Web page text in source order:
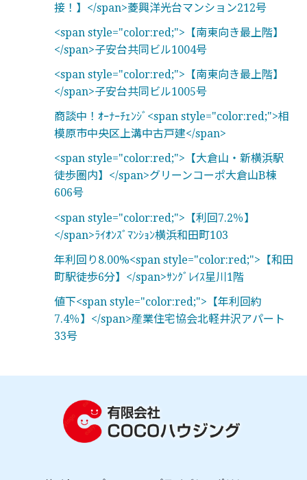
接！】</span>菱興洋光台マンション212号
<span style="color:red;">【南東向き最上階】
</span>子安台共同ビル1004号
<span style="color:red;">【南東向き最上階】
</span>子安台共同ビル1005号
商談中！ｵｰﾅｰﾁｪﾝｼﾞ<span style="color:red;">相
模原市中央区上溝中古戸建</span>
<span style="color:red;">【大倉山・新横浜駅
徒歩圏内】</span>グリーンコーポ大倉山B棟
606号
<span style="color:red;">【利回7.2％】
</span>ﾗｲｵﾝｽﾞﾏﾝｼｮﾝ横浜和田町103
年利回り8.00%<span style="color:red;">【和田
町駅徒歩6分】</span>ｻﾝｸﾞﾚｲｽ星川1階
値下<span style="color:red;">【年利回約
7.4％】</span>産業住宅協会北軽井沢アパート
33号